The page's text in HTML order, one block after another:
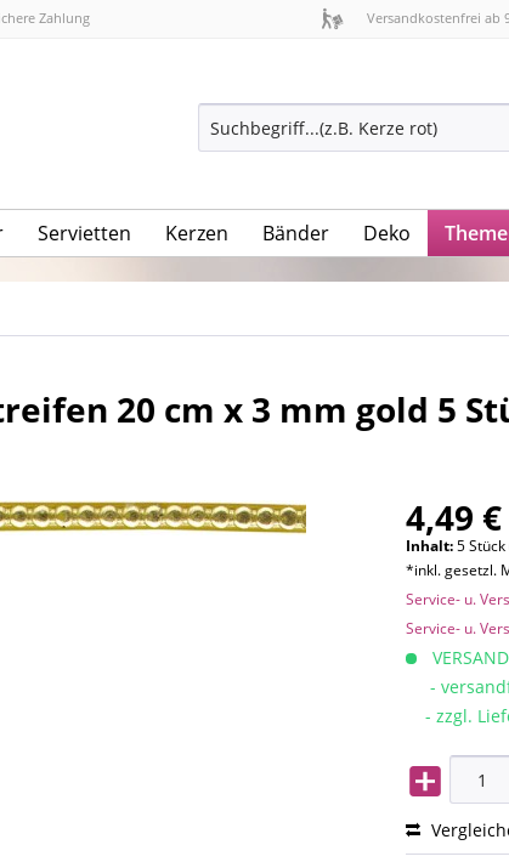
Zahlung Versandkostenfrei ab
Servietten Kerzen Bänder Deko
20 cm x 3 mm gold 5
4,49
Inhalt:5
*inkl. gesetzl.
Service- u.
Service- u.
-
- zzgl.